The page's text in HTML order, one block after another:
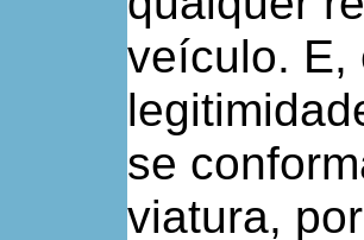
veículo. E,
se
viatura,